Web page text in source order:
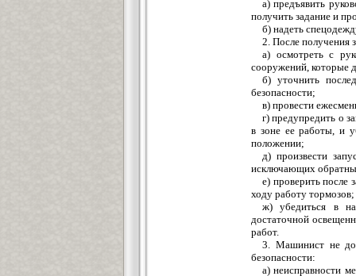
а) предъявить
получить задание и
б) надеть
2. После получения
а) осмотреть с
сооружений, которые
б) уточнить
безопасности;
в) провести
г) предупредить о
в зоне ее работы, и
положении;
д) произвести
исключающих
е) проверить после
ходу работу тормозов;
ж) убедиться в
достаточной
работ.
3. Машинист не
безопасности:
а) неисправности